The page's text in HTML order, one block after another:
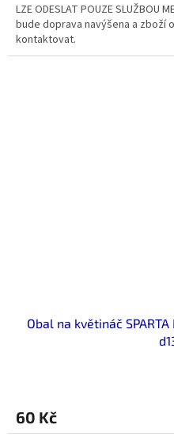
LZE ODESLAT POUZE SLUŽBOU
bude doprava navýšena a zboží
kontaktovat.
Obal na květináč
60 Kč